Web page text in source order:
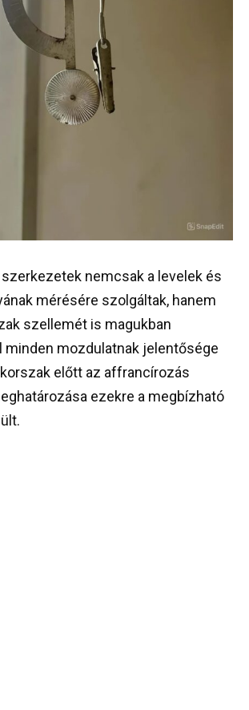
nemcsak a levelek és
mérésére szolgáltak, hanem
szellemét is magukban
minden mozdulatnak jelentősége
előtt az affrancírozás
ezekre a megbízható